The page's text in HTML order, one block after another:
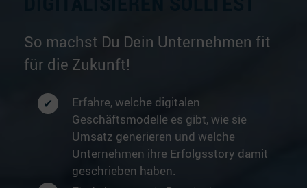
So machst Du Dein Unternehmen fit
für die Zukunft!
Erfahre, welche digitalen
Geschäftsmodelle es gibt, wie sie
Umsatz generieren und welche
Unternehmen ihre Erfolgsstory damit
geschrieben haben.